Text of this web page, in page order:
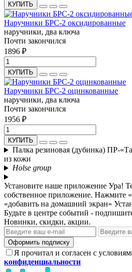
КУПИТЬ
Наручники БРС-2 оксидированные
наручники, два ключа
Почти закончился
1896 ₽
КУПИТЬ
Наручники БРС-2 оцинкованные
наручники, два ключа
Почти закончился
1956 ₽
КУПИТЬ
Палка резиновая (дубинка) ПР-
из кожи
Holse group
Установите наше приложение Ура!
собственное приложение. Нажмите
«добавить на домашний экран»
Будьте в центре событий -
Новинки, скидки, акции.
Оформить подписку
Я прочитал и согласен с
конфиденциальности